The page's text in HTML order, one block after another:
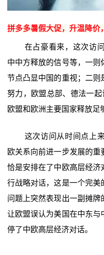
拼多多暑假大促，升温降
在占豪看来，这次访
中中方释放的信号等，一
节点凸显中国的重视；二则
努力，欧盟总部、德法一起
欧盟和欧洲主要国家释放足
这次访问从时间点上
欧关系向前进一步发展的
恰是安排在了中欧高层经
行战略对话，这是一个完美
问题上突然表现出一副摊
让欧盟误认为美国在中东
停了中欧高层经济对话。